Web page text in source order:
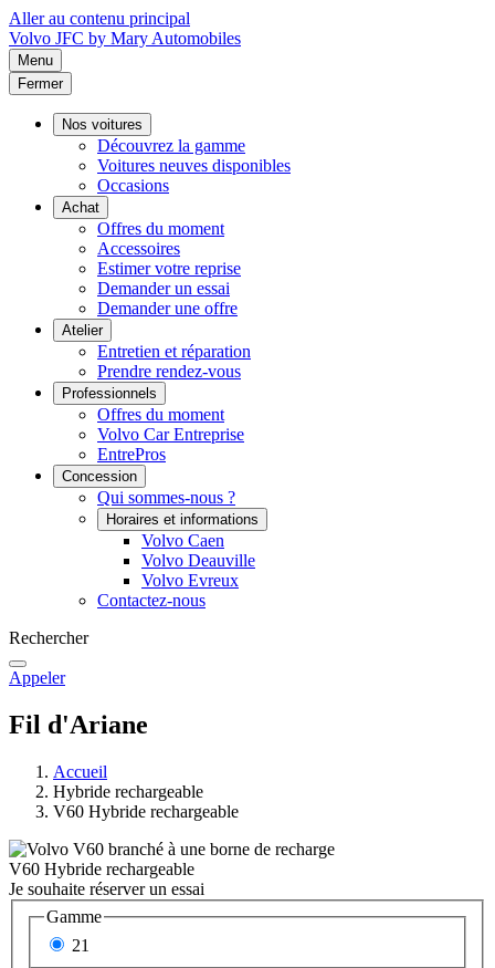
Aller au contenu principal
Volvo JFC by Mary Automobiles
Menu
Fermer
Nos voitures
Découvrez la gamme
Voitures neuves disponibles
Occasions
Achat
Offres du moment
Accessoires
Estimer votre reprise
Demander un essai
Demander une offre
Atelier
Entretien et réparation
Prendre rendez-vous
Professionnels
Offres du moment
Volvo Car Entreprise
EntrePros
Concession
Qui sommes-nous ?
Horaires et informations
Volvo Caen
Volvo Deauville
Volvo Evreux
Contactez-nous
Rechercher
Appeler
Fil d'Ariane
Accueil
Hybride rechargeable
V60 Hybride rechargeable
V60 Hybride rechargeable
Je souhaite réserver un essai
Gamme
21